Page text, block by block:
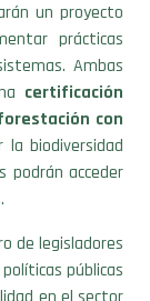
un proyecto
prácticas
Ambas
certificación
con
biodiversidad
podrán acceder
de legisladores
públicas